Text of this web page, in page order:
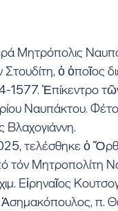
Μητρόπολις
Στουδίτη, ὁ ὁποῖος
Ἐπίκεντρο
Ναυπάκτου.
Βλαχογιάννη.
τελέσθηκε ὁ
τόν Μητροπολίτη
Εἰρηναῖος
π.